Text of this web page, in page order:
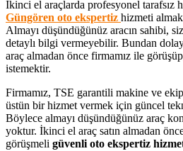
İkinci el araçlarda profesyonel tarafsız
Güngören oto ekspertiz hizmeti
Almayı düşündüğünüz aracın sahibi,
detaylı bilgi vermeyebilir. Bundan
araç almadan önce firmamız ile
istemektir.
Firmamız, TSE garantili makine ve
üstün bir hizmet vermek için güncel
Böylece almayı düşündüğünüz araç
yoktur. İkinci el araç satın almadan
görüşmeli güvenli oto ekspertiz